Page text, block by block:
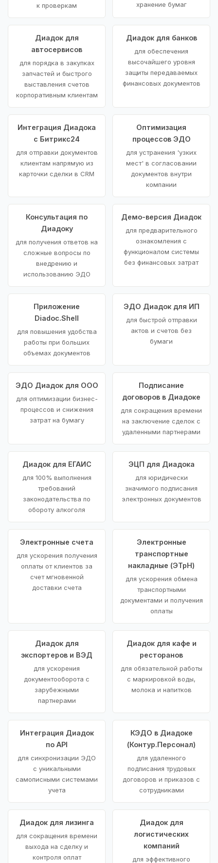
к проверкам
хранение бумаг
Диадок для
автосервисов
для порядка в закупках
запчастей и быстрого
выставления счетов
корпоративным клиентам
Диадок для банков
для обеспечения
высочайшего уровня
защиты передаваемых
финансовых документов
Интеграция Диадока
с Битрикс24
для отправки документов
клиентам напрямую из
карточки сделки в CRM
Оптимизация
процессов ЭДО
для устранения 'узких
мест' в согласовании
документов внутри
компании
Консультация по
Диадоку
для получения ответов на
сложные вопросы по
внедрению и
использованию ЭДО
Демо-версия Диадок
для предварительного
ознакомления с
функционалом системы
без финансовых затрат
Приложение
Diadoc.Shell
для повышения удобства
работы при больших
объемах документов
ЭДО Диадок для ИП
для быстрой отправки
актов и счетов без
бумаги
ЭДО Диадок для ООО
для оптимизации бизнес-
процессов и снижения
затрат на бумагу
Подписание
договоров в Диадоке
для сокращения времени
на заключение сделок с
удаленными партнерами
Диадок для ЕГАИС
для 100% выполнения
требований
законодательства по
обороту алкоголя
ЭЦП для Диадока
для юридически
значимого подписания
электронных документов
Электронные счета
для ускорения получения
оплаты от клиентов за
счет мгновенной
доставки счета
Электронные
транспортные
накладные (ЭТрН)
для ускорения обмена
транспортными
документами и получения
оплаты
Диадок для
экспортеров и ВЭД
для ускорения
документооборота с
зарубежными
партнерами
Диадок для кафе и
ресторанов
для обязательной работы
с маркировкой воды,
молока и напитков
Интеграция Диадок
по API
для синхронизации ЭДО
с уникальными
самописными системами
учета
КЭДО в Диадоке
(Контур.Персонал)
для удаленного
подписания трудовых
договоров и приказов с
сотрудниками
Диадок для лизинга
для сокращения времени
выхода на сделку и
контроля оплат
Диадок для
логистических
компаний
для эффективного